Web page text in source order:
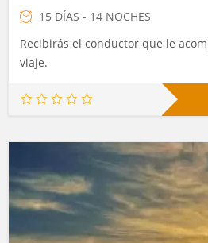
15 DÍAS - 14 NOCHES
Recibirás el conductor que le
viaje.